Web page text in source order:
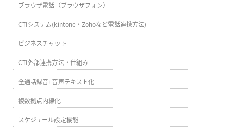
ブラウザ電話（ブラウザフォン）
CTIシステム(kintone・Zohoなど電話連携方法)
ビジネスチャット
CTI外部連携方法・仕組み
全通話録音+音声テキスト化
複数拠点内線化
スケジュール設定機能